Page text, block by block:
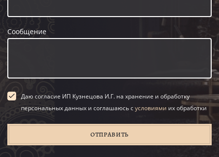
Сообщение
Даю согласие ИП Кузнецова И.Г. на хранение и обработку
персональных данных и соглашаюсь сусловиями их обработки
ОТПРАВИТЬ